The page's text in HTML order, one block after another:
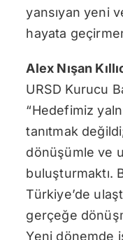
yansıyan yeni
hayata
Alex Nışan
URSD Kurucu
“Hedefimiz
tanıtmak
dönüşümle ve
buluşturmaktı.
Türkiye’de
gerçeğe
Yeni dönemde